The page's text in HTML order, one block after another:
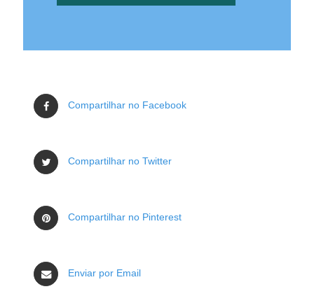
Compartilhar no Facebook
Compartilhar no Twitter
Compartilhar no Pinterest
Enviar por Email